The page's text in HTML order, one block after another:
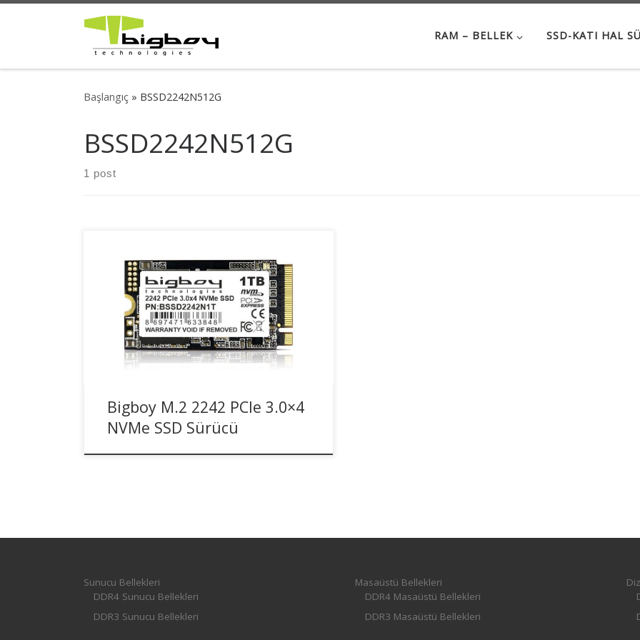
Skip to content
RAM – BELLEK SSD-KATI HAL
Başlangıç » BSSD2242N512G
BSSD2242N512G
1 post
M.2 2242 biçim faktörüne sahip Bigboy NVMe
SSD çözümü, küçük boyutu ile dizüstü ve
taşınabilir sistemler için tasarlanmış depolama
çözümüdür. Düşük güç tüketimi değerleri ile pil
süresini uzatırken PCIe Gen3x4 ve NVMe 1.3
protokolü ile yüksek performans sunar.
2100MB/s okuma ve 1700MB/s yazma hızları ile
oyunlar, tasarım yazılımları gibi uygulamalar […]
Bigboy M.2 2242 PCIe 3.0×4
NVMe SSD Sürücü
Sunucu Bellekleri
DDR4 Sunucu Bellekleri
DDR3 Sunucu Bellekleri
Masaüstü Bellekleri
DDR4 Masaüstü Bellekleri
DDR3 Masaüstü Bellekleri